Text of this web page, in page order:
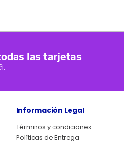
Información Legal
Términos y condiciones
Políticas de Entrega